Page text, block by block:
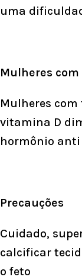
uma
Mulheres
Mulheres
vitamina D
hormônio
Precauções
Cuidado,
calcificar
o feto